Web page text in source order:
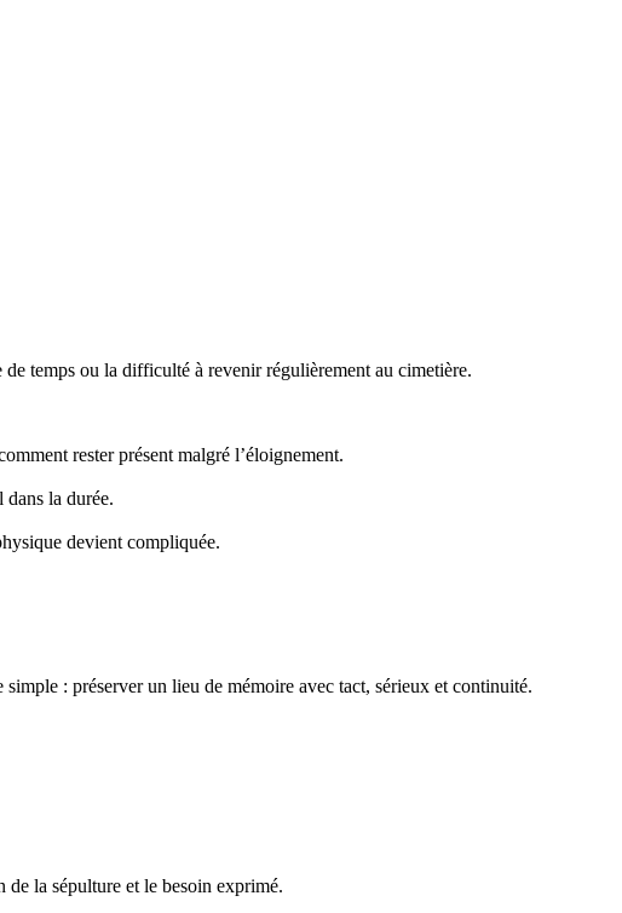
temps ou la difficulté à revenir régulièrement au cimetière.
rester présent malgré l’éloignement.
la durée.
devient compliquée.
: préserver un lieu de mémoire avec tact, sérieux et continuité.
de la sépulture et le besoin exprimé.